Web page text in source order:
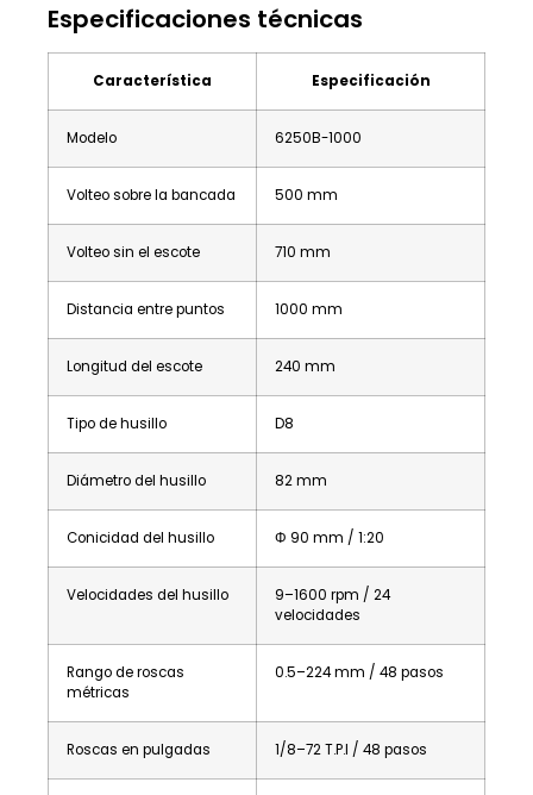
Especificaciones técnicas
Característica Especificación
Modelo 6250B-1000
Volteo sobre la bancada 500 mm
Volteo sin el escote 710 mm
Distancia entre puntos 1000 mm
Longitud del escote 240 mm
Tipo de husillo D8
Diámetro del husillo 82 mm
Conicidad del husillo Φ 90 mm / 1:20
Velocidades del husillo
9–1600 rpm / 24
velocidades
Rango de roscas
métricas
0.5–224 mm / 48 pasos
Roscas en pulgadas 1/8–72 T.P.I / 48 pasos